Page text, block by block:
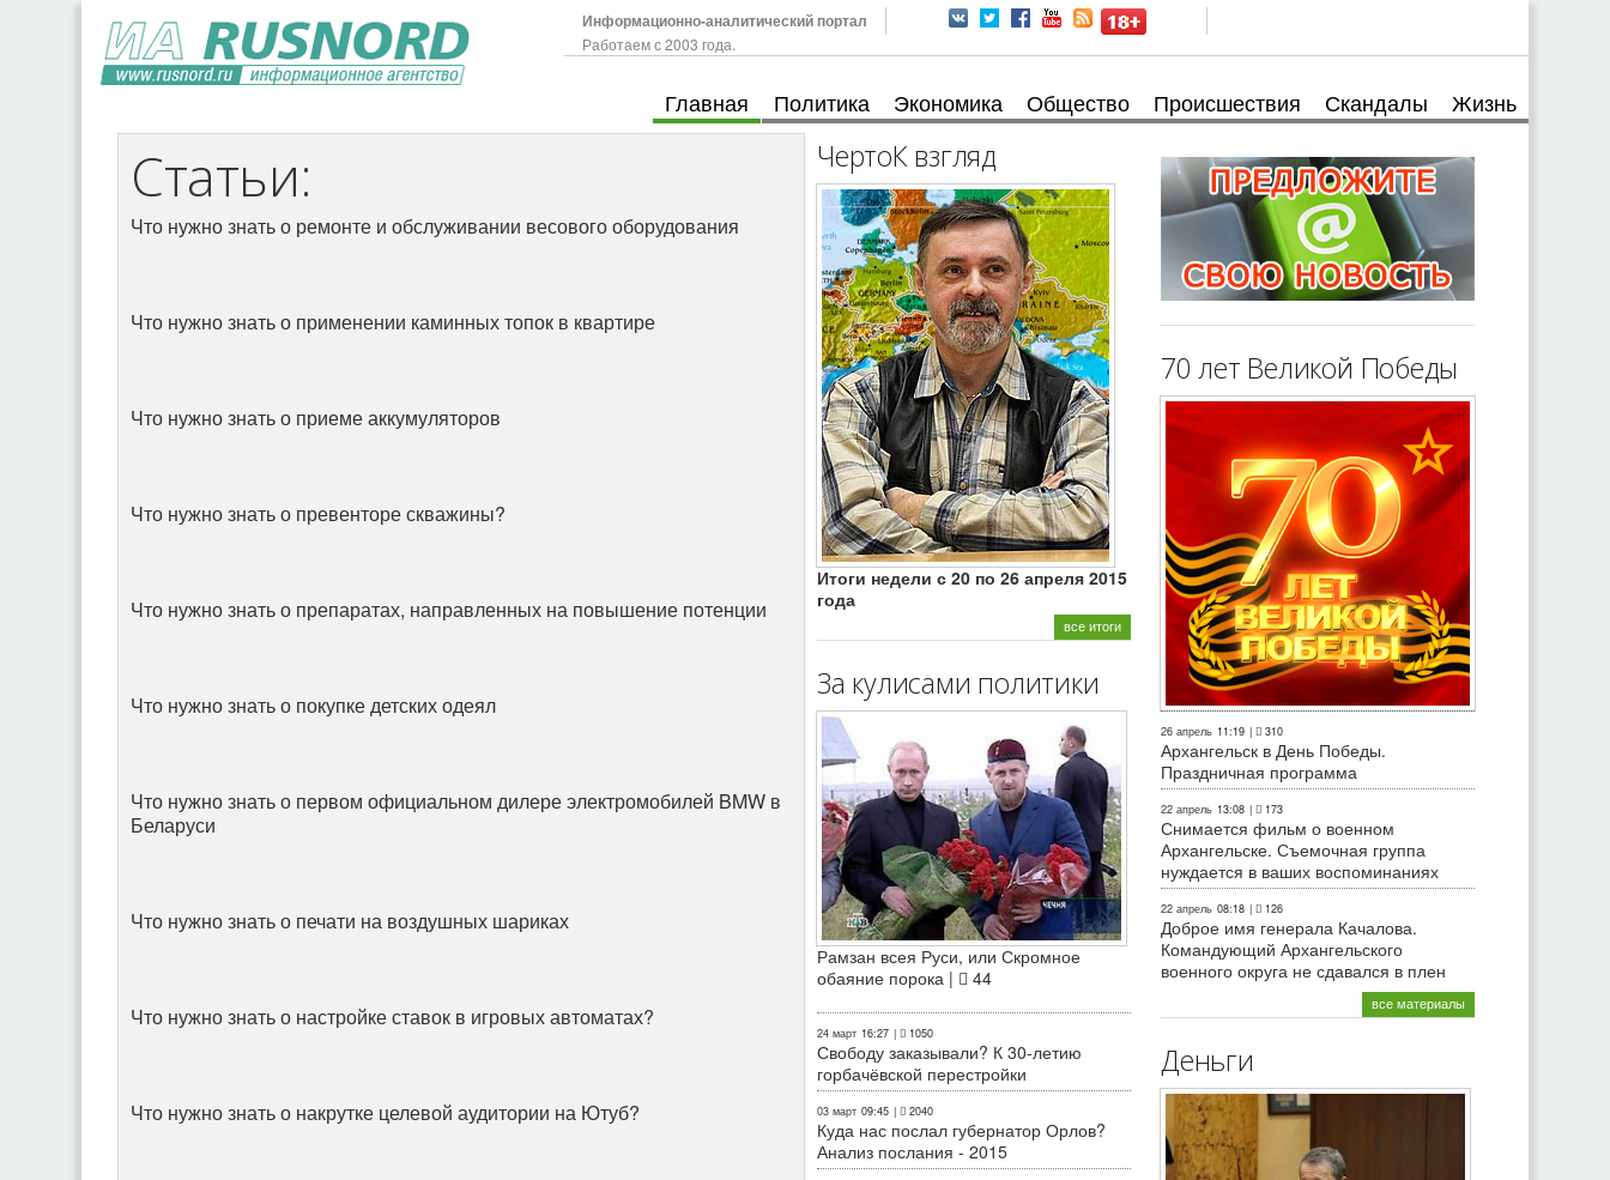
Информационно-аналитический портал
Работаем с 2003 года.
Главная Политика Экономика Общество Происшествия Скандалы Жизнь
Статьи:
Что нужно знать о ремонте и обслуживании весового оборудования
Что нужно знать о применении каминных топок в квартире
Что нужно знать о приеме аккумуляторов
Что нужно знать о превенторе скважины?
Что нужно знать о препаратах, направленных на повышение потенции
Что нужно знать о покупке детских одеял
Что нужно знать о первом официальном дилере электромобилей BMW в
Беларуси
Что нужно знать о печати на воздушных шариках
Что нужно знать о настройке ставок в игровых автоматах?
Что нужно знать о накрутке целевой аудитории на Ютуб?
ЧертоК взгляд
Итоги недели с 20 по 26 апреля 2015
года
все итоги
За кулисами политики
Рамзан всея Руси, или Скромное
обаяние порока |
44
24 март 16:27 | 1050
Свободу заказывали? К 30-летию
горбачёвской перестройки
03 март 09:45 | 2040
Куда нас послал губернатор Орлов?
Анализ послания - 2015
70 лет Великой Победы
26 апрель 11:19 | 310
Архангельск в День Победы.
Праздничная программа
22 апрель 13:08 | 173
Снимается фильм о военном
Архангельске. Съемочная группа
нуждается в ваших воспоминаниях
22 апрель 08:18 | 126
Доброе имя генерала Качалова.
Командующий Архангельского
военного округа не сдавался в плен
все материалы
Деньги